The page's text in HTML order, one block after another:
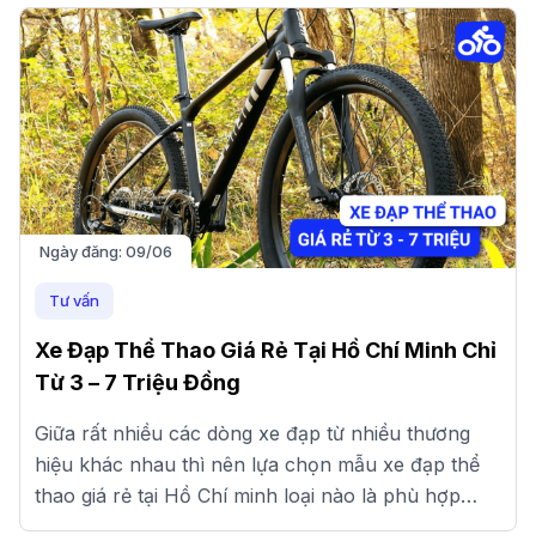
Ngày đăng: 09/06
Tư vấn
Xe Đạp Thể Thao Giá Rẻ Tại Hồ Chí Minh Chỉ
Từ 3 – 7 Triệu Đồng
Giữa rất nhiều các dòng xe đạp từ nhiều thương
hiệu khác nhau thì nên lựa chọn mẫu xe đạp thể
thao giá rẻ tại Hồ Chí minh loại nào là phù hợp
nhất?